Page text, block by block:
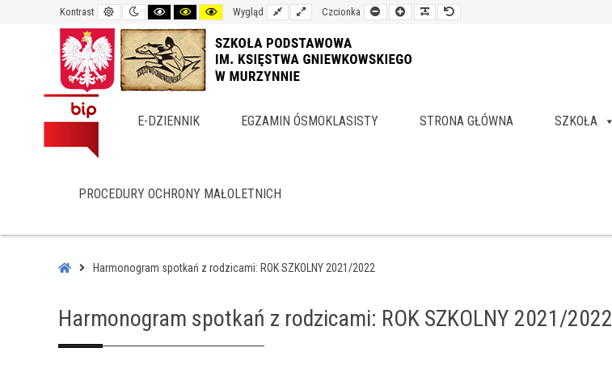
Harmonogram
Kontrast
Default
contrast
Night
contrast
Black
and
White
contrast
Black
and
Yellow
contrast
Yellow
and
contrast
Wygląd
Fixed
layout
Wide
layout
Czcionka
Smaller
Font
Larger
Font
Readable
Font
Default
Font
E-DZIENNIK EGZAMIN ÓSMOKLASISTY STRONA GŁÓWNA SZKOŁA
PROCEDURY OCHRONY MAŁOLETNICH
HomeHarmonogram spotkań z rodzicami: ROK SZKOLNY 2021/2022
Harmonogram spotkań z rodzicami: ROK SZKOLNY 2021/2022